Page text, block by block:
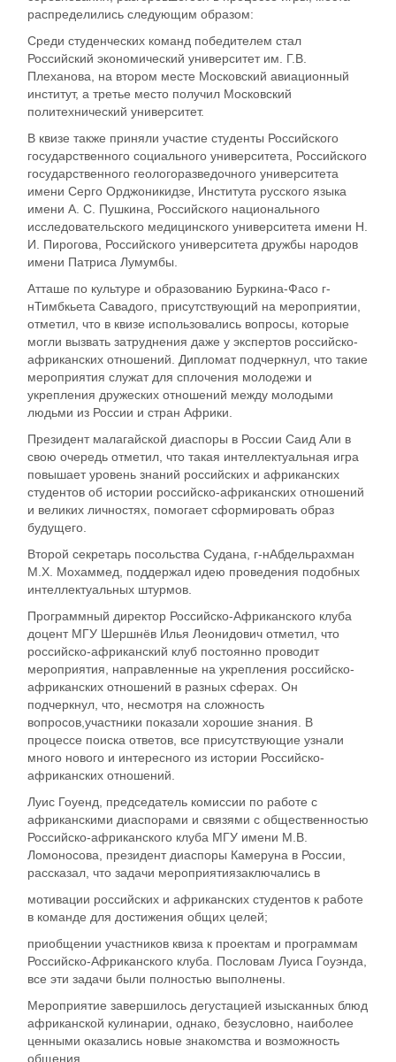
распределились следующим образом:
Среди студенческих команд победителем стал
Российский экономический университет им. Г.В.
Плеханова, на втором месте Московский авиационный
институт, а третье место получил Московский
политехнический университет.
В квизе также приняли участие студенты Российского
государственного социального университета, Российского
государственного геологоразведочного университета
имени Серго Орджоникидзе, Института русского языка
имени А. С. Пушкина, Российского национального
исследовательского медицинского университета имени Н.
И. Пирогова
Российского университета дружбы народов
имени Патриса Лумумбы.
Атташе по культуре и образованию Буркина-Фасо г-
нТимбкьета Савадого, присутствующий на мероприятии
отметил, что в квизе использовались вопросы, которые
могли вызвать затруднения даже у экспертов российско-
африканских отношений
Дипломат подчеркнул , что такие
мероприятия служат для сплочения молодежи и
укрепления дружеских отношений между молодыми
людьми из России и стран Африки
Президент малагайской диаспоры в России Саид Али в
свою очередь отметил, что такая интеллектуальная игра
повышает уровень знаний российских и африканских
студентов об истории российско-африканских отношений
и великих личностях, помогает сформировать образ
будущего.
Второй секретарь посольства Судана г-нАбдельрахман
М.Х. Мохаммед
поддержал идею проведения подобных
интеллектуальных штурмов
Программный директор Российско-Африканского клуба
доцент МГУ Шершнёв Илья Леонидович отметил что
российско-африканский клуб постоянно проводит
мероприятия
направленные на укрепления российско-
африканских отношений в разных сферах . Он
подчеркнул, что несмотря на сложность
вопросов участники показали хорошие знания . В
процессе поиска ответов все присутствующие узнали
много нового и интересного из истории Российско-
африканских отношений.
Луис Гоуенд
председатель комиссии по работе с
африканскими диаспорами и связями с общественностью
Российско-африканского клуба МГУ имени М.В.
Ломоносова, президент диаспоры Камеруна в России
рассказал, что задачи мероприятиязаключались в
мотивации российских и африканских студентов к работе
в команде для достижения общих целей;
приобщении участников квиза к проектам и программам
Российско-Африканского клуба
Пословам Луиса Гоуэнда,
все эти задачи были полностью выполнены.
Мероприятие завершилось дегустацией изысканных блюд
африканской кулинарии, однако, безусловно, наиболее
ценными оказались новые знакомства и возможность
общения.